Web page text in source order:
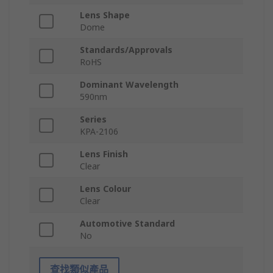
Lens Shape
Dome
Standards/Approvals
RoHS
Dominant Wavelength
590nm
Series
KPA-2106
Lens Finish
Clear
Lens Colour
Clear
Automotive Standard
No
查找類似產品